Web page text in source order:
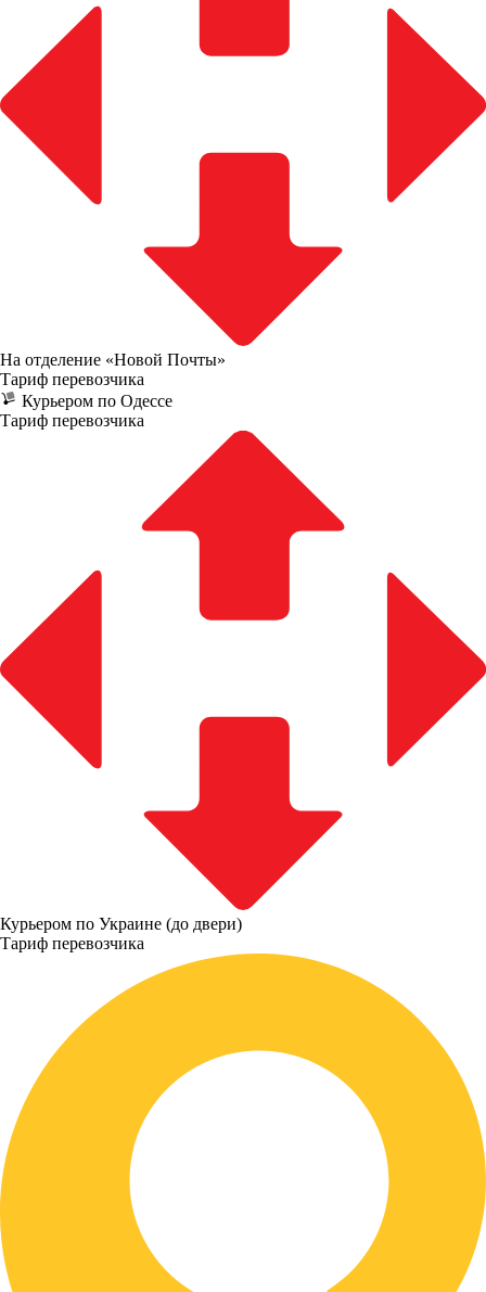
На отделение «Новой Почты»
Тариф перевозчика
Курьером по Одессе
Тариф перевозчика
Курьером по Украине (до двери)
Тариф перевозчика